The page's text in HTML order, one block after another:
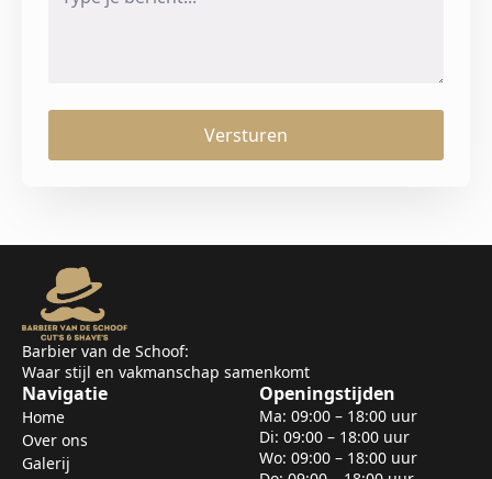
Versturen
Barbier van de Schoof:
Waar stijl en vakmanschap samenkomt
Navigatie
Home
Over ons
Galerij
Openingstijden
Ma: 09:00 – 18:00 uur
Di: 09:00 – 18:00 uur
Wo: 09:00 – 18:00 uur